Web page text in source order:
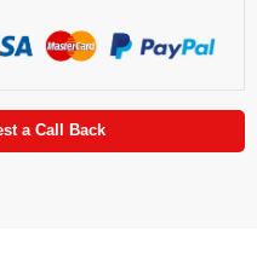
a Call Back